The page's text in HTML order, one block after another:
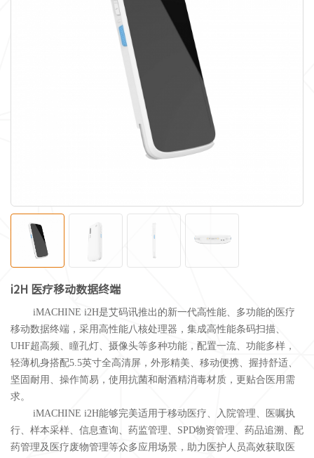
i2H 医疗移动数据终端
iMACHINE i2H是艾码讯推出的新一代高性能、多功能的医疗
移动数据终端，采用高性能八核处理器，集成高性能条码扫描、
UHF超高频、瞳孔灯、摄像头等多种功能，配置一流、功能多样，
轻薄机身搭配5.5英寸全高清屏，外形精美、移动便携、握持舒适、
坚固耐用、操作简易，使用抗菌和耐酒精消毒材质，更贴合医用需
求。
iMACHINE i2H能够完美适用于移动医疗、入院管理、医嘱执
行、样本采样、信息查询、药监管理、SPD物资管理、药品追溯、配
药管理及医疗废物管理等众多应用场景，助力医护人员高效获取医